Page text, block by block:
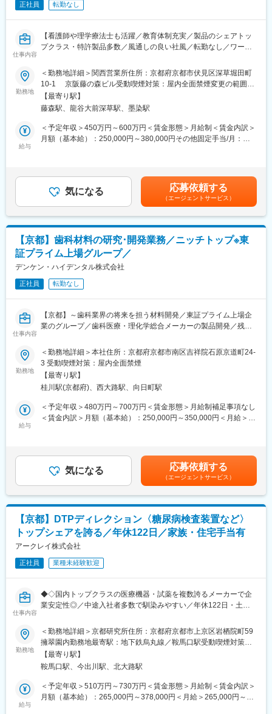
にしたとき、医療に、そして社会に貢献していることを実感でき
内メンバーが分担してOJT、OJDを行います。業務をしながら学
んでいただくことができます。
変更の範囲：会社の定める業務
正社員 転勤なし
仕事内容
【看護師や理学療法士も活躍／教育体制充実／製品のシェアトッ
プクラス・特許製品多数／風通しの良い社風／転勤なし／ワーク
【業務内容】
医療機関で使用する薬液注入器やカテーテルなどの自社製品を展
開する当社にて、営業職を募集します。看護師・臨床検査技師・
理学療法士・作業療法士など、コメディカルの方歓迎です。
【業務詳細】
病院等の医療機関への定期訪問、製品説明（麻酔科・泌尿科領域
製品等）
※新規：既存の割合は5:5程度です。新規は飛び込み等はなく、引
き合いがメインです。
【研修体制】
入社3～6か月は、入社後研修やOJT研修があり、製品や顧客との
折衝についてなどを学んでいただきます。
【営業の動き方】
■担当エリア：
兵庫・大阪・京都をメインに、西日本（九州を除く）や四国など
■出張：
2か月に1回程度の出張が発生する可能性があります。
中国・四国地方の場合は、1回につき3～4泊で周辺の医療機関を
回っていただく予定です。
けます。
さ・操作性の高さが売りです。薬液注入器は世界初で当社が開
発・特許を取得した実績があり、泌尿器のカテーテル等は現在も
特許があるなど、「オンリーワン」の製品を展開しています。業
界内のシェアもトップクラスです。
■ワークライフバランス：
ご自身で営業のスケジュールをコントロールできるため、裁量を
持ちながら残業を抑える働き方が可能です。また、転勤はないた
め腰を据えて長期就業が可能です。
ごとなども同僚や上司に気軽に話せるため、中途入社の方も馴染
みやすい環境です。
【キャリアパス】
営業としてリーダーや管理職を目指す、製品の研究・開発に携わ
ることも可能です。
変更の範囲：会社の定める業務
勤務地
＜勤務地詳細＞関西営業所住所：京都府京都市伏見区深草堀田町
10-1 京阪藤の森ビル受動喫煙対策：屋内全面禁煙変更の範囲：
会社の定める事業所（リモートワーク含む）
【最寄り駅】
藤森駅、龍谷大前深草駅、墨染駅
給与
＜予定年収＞450万円～600万円＜賃金形態＞月給制＜賃金内訳＞
月額（基本給）：250,000円～380,000円その他固定手当/月：
～9.00％／前年度実績■賞与：年2回※500,000円～1,500,000円／
前年度実績賃金はあくまでも目安の金額であり、選考を通じて上
下する可能性があります。月給(月額)は固定手当を含めた表記で
す。
気になる 応募依頼する
（エージェントサービス）
【京都】歯科材料の研究･開発業務／ニッチトップ※東
証プライム上場グループ／
デンケン・ハイデンタル株式会社
正社員 転勤なし
仕事内容
【京都】～歯科業界の将来を担う材料開発／東証プライム上場企
業のグループ／歯科医療・理化学総合メーカーの製品開発／残業
■職務内容：
担当するのは、高分子素材をメインとする歯科材料です。研究開
発から製品化までの生産業務を一貫して内製化しております。製
品化に向けては歯科技工士のメンバーや開発部門の方とも協働し
て取組んでいただきます。専門知識や業務などについては、一か
ら丁寧な指導をいたします。
・試作／評価
・新製品の商業化（工業化）に向けての推進
ラボスケールから生産スケールにあげていくまでの工程をお任せ
■歯科材料の将来性・ミッション：
近年、歯科業界では保険適用範囲が拡大しているとともに、金属
製から樹脂製への変革の時期でもあります。その中で、より安価
で美しく丈夫な歯科材料の開発を目指しております。
歯科業界の将来性に目を向け、材料開発の観点から新製品の開発
に尽力いただく方へ技術伝承をしたく、今回募集を致します。
■キャリアステップ
入社から半年ほどは、まずは歯科材料について覚えながら先輩社
員についてテーマの進め方を学んでいただきます。経験がついて
ながら開発を進めていきます。
経営者としても材料開発力に今後力をいれていく方針で、数年後
には新人への指導、技術を極めたい方には技術専門のマネジメン
トなど、広いポジションと役職があります。
■組織構成：
30代～50代の５名で構成されています。OJTを中心に業務を習得
勤務地
＜勤務地詳細＞本社住所：京都府京都市南区吉祥院石原京道町24-
3 受動喫煙対策：屋内全面禁煙
【最寄り駅】
桂川駅(京都府)、西大路駅、向日町駅
給与
＜予定年収＞480万円～700万円＜賃金形態＞月給制補足事項なし
＜賃金内訳＞月額（基本給）：250,000円～350,000円＜月給＞
までも目安の金額であり、選考を通じて上下する可能性がありま
す。月給(月額)は固定手当を含めた表記です。
気になる 応募依頼する
（エージェントサービス）
【京都】DTPディレクション〈糖尿病検査装置など〉
トップシェアを誇る／年休122日／家族・住宅手当有
アークレイ株式会社
正社員 業種未経験歓迎
仕事内容
◆◇国内トップクラスの医療機器・試薬を複数誇るメーカーで企
業安定性◎／中途入社者多数で馴染みやすい／年休122日・土日
ローバルに活躍中◆◇
■業務内容：
糖尿病検査装置などの当社製品に関連する文書（取扱説明書、添
付文書、ラベル類など）のDTPディレクター業務をお任せしま
す。
文書作成における作業の切り出し、工程設計、作業手配、進捗管
勤務地
＜勤務地詳細＞京都研究所住所：京都府京都市上京区岩栖院町59
擁翠園内勤務地最寄駅：地下鉄烏丸線／鞍馬口駅受動喫煙対策：
屋内全面禁煙変更の範囲：会社の定める事業所
【最寄り駅】
鞍馬口駅、今出川駅、北大路駅
給与
＜予定年収＞510万円～730万円＜賃金形態＞月給制＜賃金内訳＞
月額（基本給）：265,000円～378,000円＜月給＞265,000円～